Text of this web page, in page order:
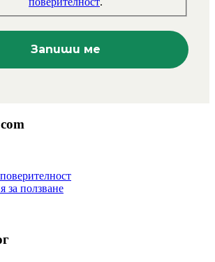
за ползване